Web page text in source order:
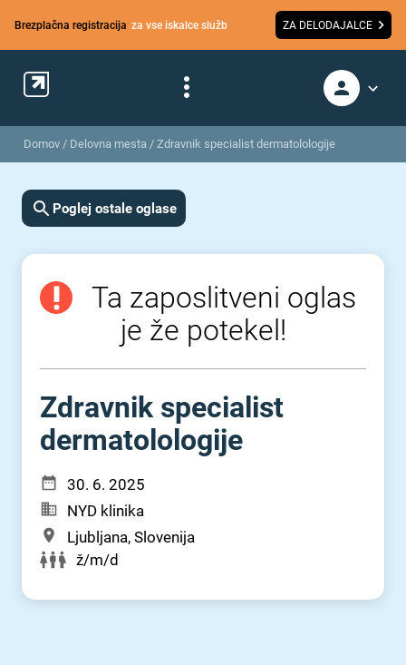
Brezplačna registracija za vse iskalce služb ZA DELODAJALCE
Domov / Delovna mesta / Zdravnik specialist dermatolologije
Poglej ostale oglase
Ta zaposlitveni oglas
je že potekel!
Zdravnik specialist
dermatolologije
30. 6. 2025
NYD klinika
Ljubljana, Slovenija
ž/m/d